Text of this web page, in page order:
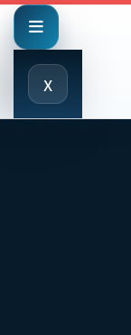
x
Close
Menu